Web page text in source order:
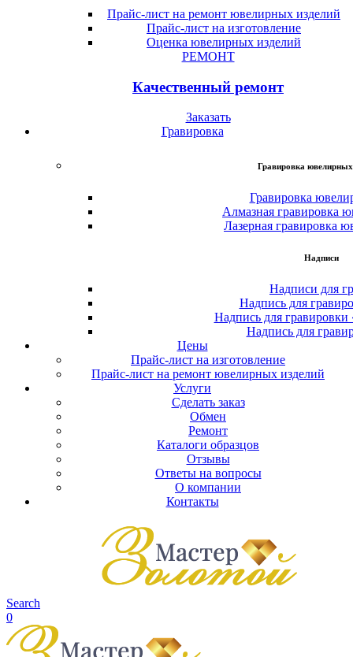
Прайс-лист на ремонт ювелирных изделий
Прайс-лист на изготовление
Оценка ювелирных изделий
РЕМОНТ
Качественный ремонт
Заказать
Гравировка
Гравировка ювелирных
Гравировка
Алмазная гравировка
Лазерная гравировка
Надписи
Надписи для
Надпись для
Надпись для
Надпись для
Цены
Прайс-лист на изготовление
Прайс-лист на ремонт ювелирных изделий
Услуги
Сделать заказ
Обмен
Ремонт
Каталоги образцов
Отзывы
Ответы на вопросы
О компании
Контакты
Search
0